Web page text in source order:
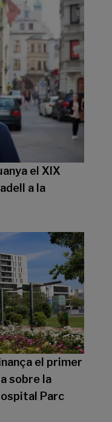
el XIX
a la
el primer
sobre la
Parc